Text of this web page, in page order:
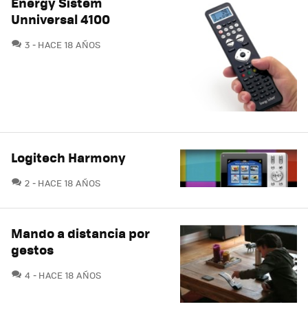
Unniversal 4100
3 COMENTARIOS
HACE 18 AÑOS
Logitech Harmony
2 COMENTARIOS
HACE 18 AÑOS
Mando a distancia por
gestos
4 COMENTARIOS
HACE 18 AÑOS